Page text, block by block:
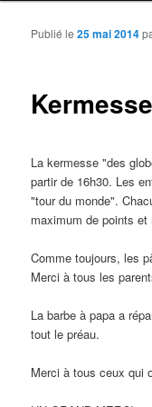
Kermesse
Publié le25 mai 2014
La kermesse "des
partir de 16h30. Les
"tour du monde".
maximum de points
Comme toujours, les
Merci à tous les
La barbe à papa a
tout le préau.
Merci à tous ceux qui